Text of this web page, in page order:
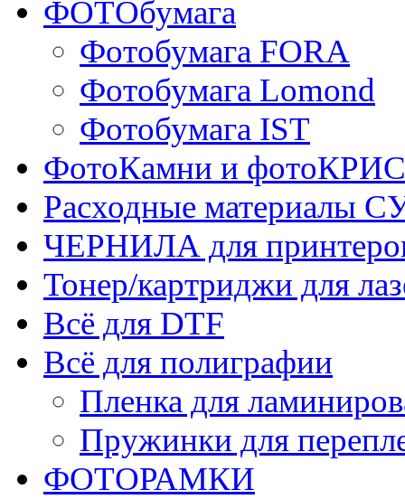
ФОТОбумага
Фотобумага FORA
Фотобумага Lomond
Фотобумага IST
ФотоКамни и
Расходные
ЧЕРНИЛА для
Тонер/картриджи для
Всё для DTF
Всё для полиграфии
Пленка для
Пружинки для
ФОТОРАМКИ